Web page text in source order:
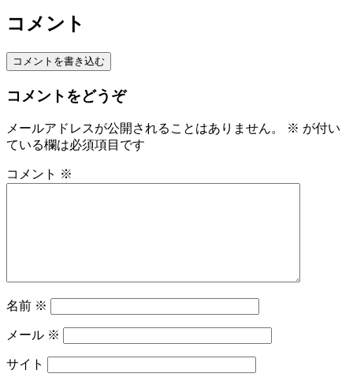
コメント
コメントを書き込む
コメントをどうぞ
メールアドレスが公開されることはありません。 ※ が付い
ている欄は必須項目です
コメント ※
名前 ※
メール ※
サイト